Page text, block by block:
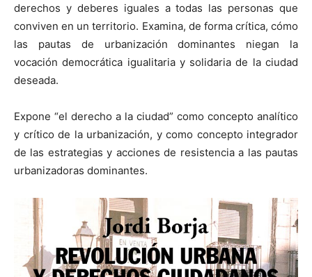
derechos y deberes iguales a todas las personas que
conviven en un territorio. Examina, de forma crítica, cómo
las pautas de urbanización dominantes niegan la
vocación democrática igualitaria y solidaria de la ciudad
deseada.
Expone “el derecho a la ciudad” como concepto analítico
y crítico de la urbanización, y como concepto integrador
de las estrategias y acciones de resistencia a las pautas
urbanizadoras dominantes.